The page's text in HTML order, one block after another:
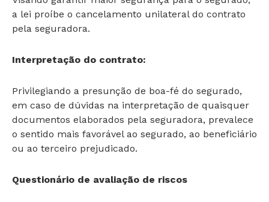
a lei proíbe o cancelamento unilateral do contrato
pela seguradora.
Interpretação do contrato:
Privilegiando a presunção de boa-fé do segurado,
em caso de dúvidas na interpretação de quaisquer
documentos elaborados pela seguradora, prevalece
o sentido mais favorável ao segurado, ao beneficiário
ou ao terceiro prejudicado.
Questionário de avaliação de riscos